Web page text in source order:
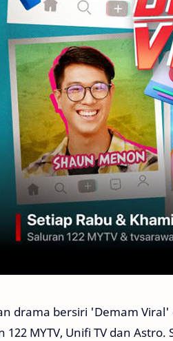
drama bersiri 'Demam Viral'
122 MYTV, Unifi TV dan